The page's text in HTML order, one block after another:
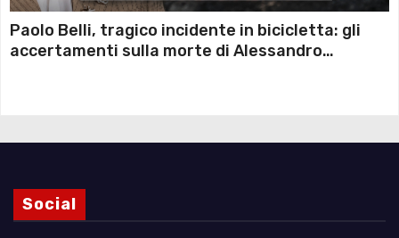
Paolo Belli, tragico incidente in bicicletta: gli
accertamenti sulla morte di Alessandro
Social